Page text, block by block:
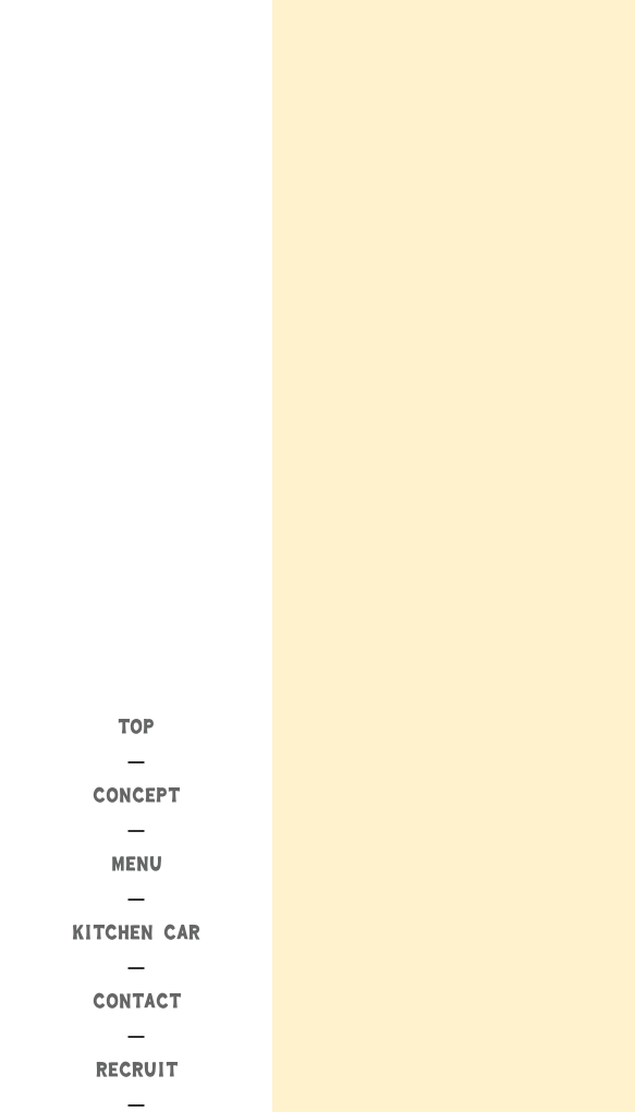
TOP
CONCEPT
MENU
KITCHEN CAR
CONTACT
RECRUIT